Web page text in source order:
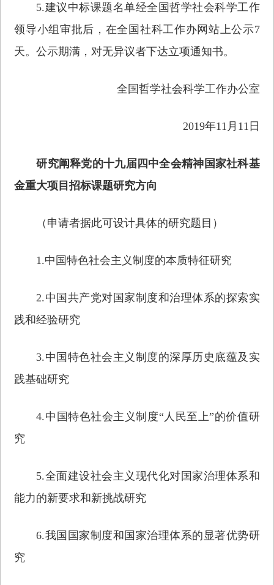
5.建议中标课题名单经全国哲学社会科学工作
领导小组审批后，在全国社科工作办网站上公示7
天。公示期满，对无异议者下达立项通知书。
全国哲学社会科学工作办公室
2019年11月11日
研究阐释党的十九届四中全会精神国家社科基
金重大项目招标课题研究方向
（申请者据此可设计具体的研究题目）
1.中国特色社会主义制度的本质特征研究
2.中国共产党对国家制度和治理体系的探索实
践和经验研究
3.中国特色社会主义制度的深厚历史底蕴及实
践基础研究
4.中国特色社会主义制度“人民至上”的价值研
究
5.全面建设社会主义现代化对国家治理体系和
能力的新要求和新挑战研究
6.我国国家制度和国家治理体系的显著优势研
究